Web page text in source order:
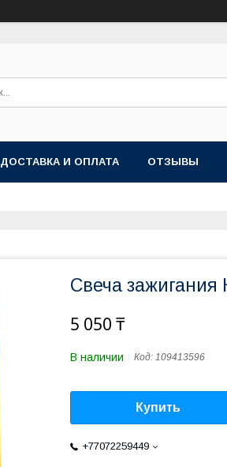
ДОСТАВКА И ОПЛАТА ОТЗЫВЫ
Свеча зажигания
5 050 ₸
В наличии Код: 109413596
Купить
+77072259449